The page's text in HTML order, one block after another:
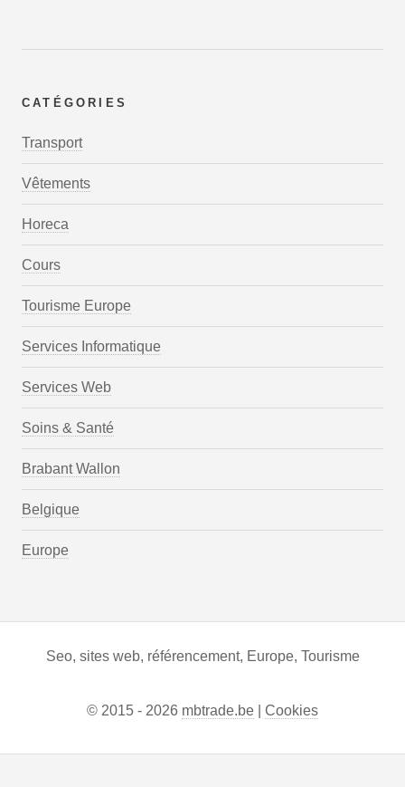
CATÉGORIES
Transport
Vêtements
Horeca
Cours
Tourisme Europe
Services Informatique
Services Web
Soins & Santé
Brabant Wallon
Belgique
Europe
Seo, sites web, référencement, Europe, Tourisme
© 2015 - 2026 mbtrade.be Cookies